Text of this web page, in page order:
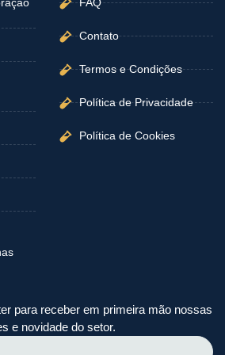
FAQ
Contato
Termos e Condições
Política de Privacidade
Política de Cookies
para receber em primeira mão nossas
e novidade do setor.